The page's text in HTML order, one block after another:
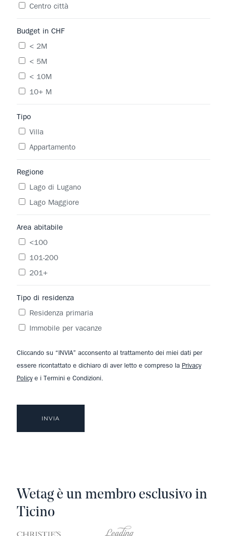
Centro città
Budget in CHF
< 2M
< 5M
< 10M
10+ M
Tipo
Villa
Appartamento
Regione
Lago di Lugano
Lago Maggiore
Area abitabile
<100
101-200
201+
Tipo di residenza
Residenza primaria
Immobile per vacanze
Cliccando su “INVIA” acconsento al trattamento dei miei dati per
essere ricontattato e dichiaro di aver letto e compreso la Privacy
Policye i Termini e Condizioni.
Wetag è un membro esclusivo in
Ticino